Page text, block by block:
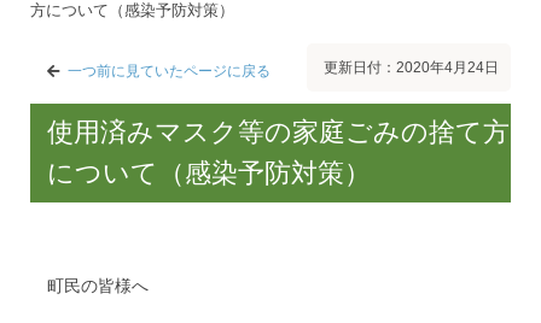
方について（感染予防対策）
一つ前に見ていたページに戻る 更新日付：2020年4月24日
使用済みマスク等の家庭ごみの捨て方
について（感染予防対策）
町民の皆様へ